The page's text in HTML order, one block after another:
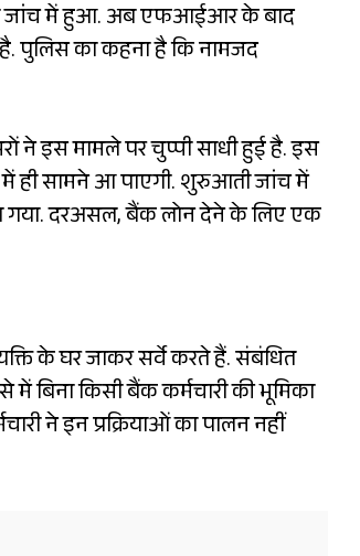
जांच में हुआ. अब एफआईआर के बाद
पुलिस का कहना है कि नामजद
ने इस मामले पर चुप्पी साधी हुई है. इस
ही सामने आ पाएगी. शुरुआती जांच में
गया. दरअसल, बैंक लोन देने के लिए एक
के घर जाकर सर्वे करते हैं. संबंधित
बिना किसी बैंक कर्मचारी की भूमिका
ने इन प्रक्रियाओं का पालन नहीं